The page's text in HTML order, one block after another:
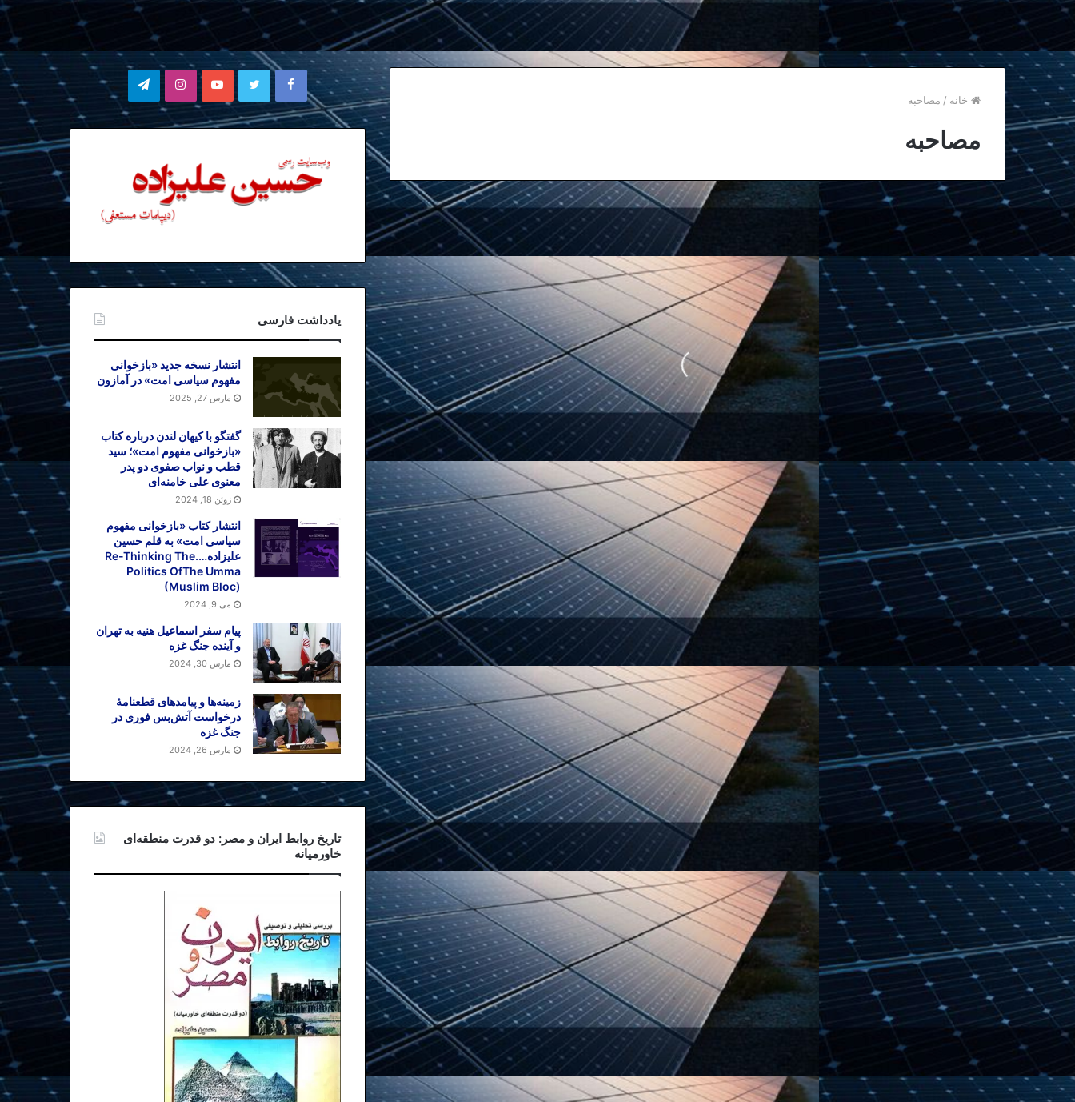
خانه / مصاحبه
مصاحبه
دیپلمات
سابق:
حمله
محدود
حساب
اسرائیل
آغازگر
فاز
مذاکرات
و
آمریکا؟
تحلیل ویژه دیپلمات سابق:
حمله محدود و حساب شده
اسرائیل آغازگر فاز مذاکرات
سیاسی ایران و آمریکا؟
ایران
و
اسرائیل:
از
بحران
نیابتی
آشکار
|
گفتگو
عبدی
مدیا
با
حسین
علیزاده اکتبر 28, 2024
ایران و اسرائیل: از بحران
نیابتی تا تقابل آشکار | گفتگو
عبدی مدیا با حسین علیزاده
پاسخ
اسرائیل
آیا
حل
از
جمهوری
اسلامی
است؟
پاسخ اسرائیل چیست و آیا راه
حل برای رهایی از جمهوری
اسلامی است؟
سالگرد
حمله
۷
اکتبر
اکتبر 8, 2024
سالگرد حمله ۷ اکتبر
سلیمانی
بازوی
راست
چپ
کشته
شدن
نصرالله
فیسبوک توییتر یوتیوباینستاگرامتلگرام
یادداشت فارسی
انتشار نسخه جدید «بازخوانی
مفهوم سیاسی امت» در آمازون
مارس 27, 2025
گفتگو با کیهان لندن درباره کتاب
«بازخوانی مفهوم امت»؛ سید
قطب و نواب صفوی دو پدر
معنوی علی خامنه‌ای
ژوئن 18, 2024
انتشار کتاب «بازخوانی مفهوم
سیاسی امت» به قلم حسین
علیزاده….Re-Thinking The
Politics OfThe Umma
(Muslim Bloc)
می 9, 2024
پیام سفر اسماعیل هنیه به تهران
و آینده جنگ غزه
مارس 30, 2024
زمینه‌ها و پیامدهای قطعنامهٔ
درخواست آتش‌بس فوری در
جنگ غزه
مارس 26, 2024
تاریخ روابط ایران و مصر: دو قدرت منطقه‌ای
خاورمیانه